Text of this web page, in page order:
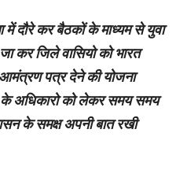
दौरे कर बैठकों के माध्यम से युवा
कर जिले वासियो को भारत
पत्र देने की योजना
के अधिकारो को लेकर समय समय
के समक्ष अपनी बात रखी